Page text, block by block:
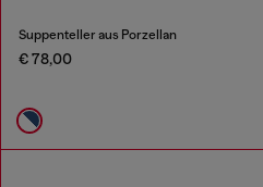
Suppenteller aus Porzellan
€ 78,00